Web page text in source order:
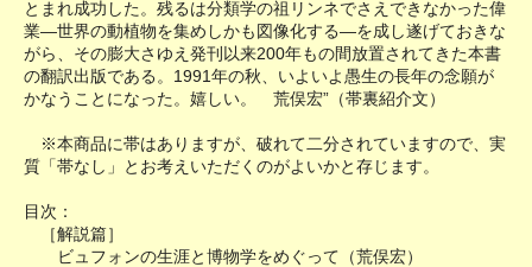
とまれ成功した。残るは分類学の祖リンネでさえできなかった偉
業―世界の動植物を集めしかも図像化する―を成し遂げておきな
がら、その膨大さゆえ発刊以来200年もの間放置されてきた本書
の翻訳出版である。1991年の秋、いよいよ愚生の長年の念願が
かなうことになった。嬉しい。 荒俣宏”（帯裏紹介文）
※本商品に帯はありますが、破れて二分されていますので、実
質「帯なし」とお考えいただくのがよいかと存じます。
目次：
［解説篇］
ビュフォンの生涯と博物学をめぐって（荒俣宏）